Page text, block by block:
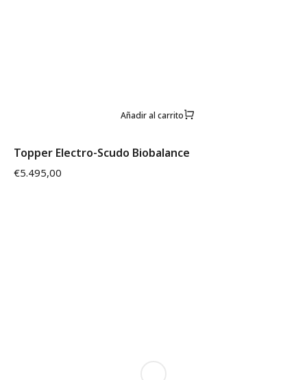
Añadir al carrito
Topper Electro-Scudo Biobalance
€5.495,00